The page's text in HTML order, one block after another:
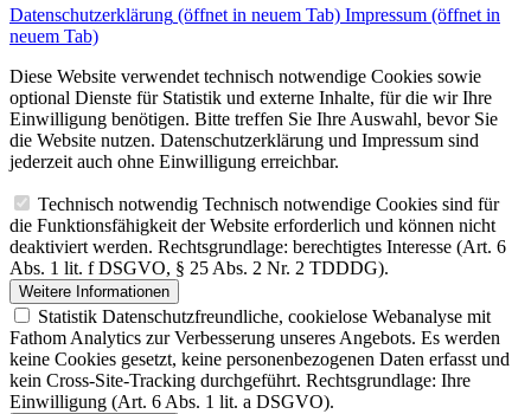
Datenschutzerklärung (öffnet in neuem Tab) Impressum (öffnet in
neuem Tab)
Diese Website verwendet technisch notwendige Cookies sowie
optional Dienste für Statistik und externe Inhalte, für die wir Ihre
Einwilligung benötigen. Bitte treffen Sie Ihre Auswahl, bevor Sie
die Website nutzen. Datenschutzerklärung und Impressum sind
jederzeit auch ohne Einwilligung erreichbar.
Technisch notwendig Technisch notwendige Cookies sind für
die Funktionsfähigkeit der Website erforderlich und können nicht
deaktiviert werden. Rechtsgrundlage: berechtigtes Interesse (Art. 6
Abs. 1 lit. f DSGVO, § 25 Abs. 2 Nr. 2 TDDDG).
Weitere Informationen
Statistik Datenschutzfreundliche, cookielose Webanalyse mit
Fathom Analytics zur Verbesserung unseres Angebots. Es werden
keine Cookies gesetzt, keine personenbezogenen Daten erfasst und
kein Cross-Site-Tracking durchgeführt. Rechtsgrundlage: Ihre
Einwilligung (Art. 6 Abs. 1 lit. a DSGVO).